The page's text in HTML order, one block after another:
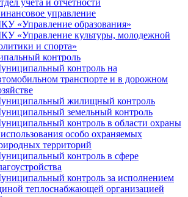
учета и отчетности
управление
«Управление образования»
«Управление культуры, молодежной
и спорта»
контроль
контроль на
транспорте и в дорожном
жилищный контроль
земельный контроль
контроль в области охраны
особо охраняемых
территорий
контроль в сфере
контроль за исполнением
теплоснабжающей организацией